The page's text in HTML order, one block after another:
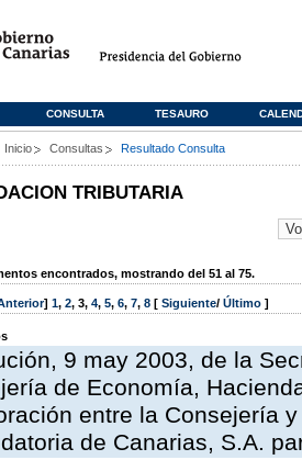
CONSULTA TESAURO
Inicio Consultas Resultado Consulta
TRIBUTARIA
encontrados, mostrando del 51 al 75.
] 1, 2, 3, 4, 5, 6, 7, 8 [ Siguiente/ Último ]
9 may 2003, de la
de Economía,
entre la Consejería
de Canarias, S.A.